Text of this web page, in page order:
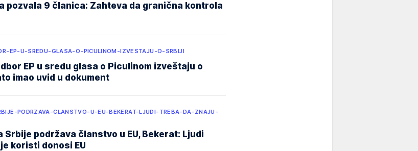
pozvala 9 članica: Zahteva da granična kontrola
EP-U-SREDU-GLASA-O-PICULINOM-IZVESTAJU-O-SRBIJI
EP u sredu glasa o Piculinom izveštaju o
imao uvid u dokument
PODRZAVA-CLANSTVO-U-EU-BEKERAT-LJUDI-TREBA-DA-ZNAJU-
Srbije podržava članstvo u EU, Bekerat: Ljudi
koristi donosi EU